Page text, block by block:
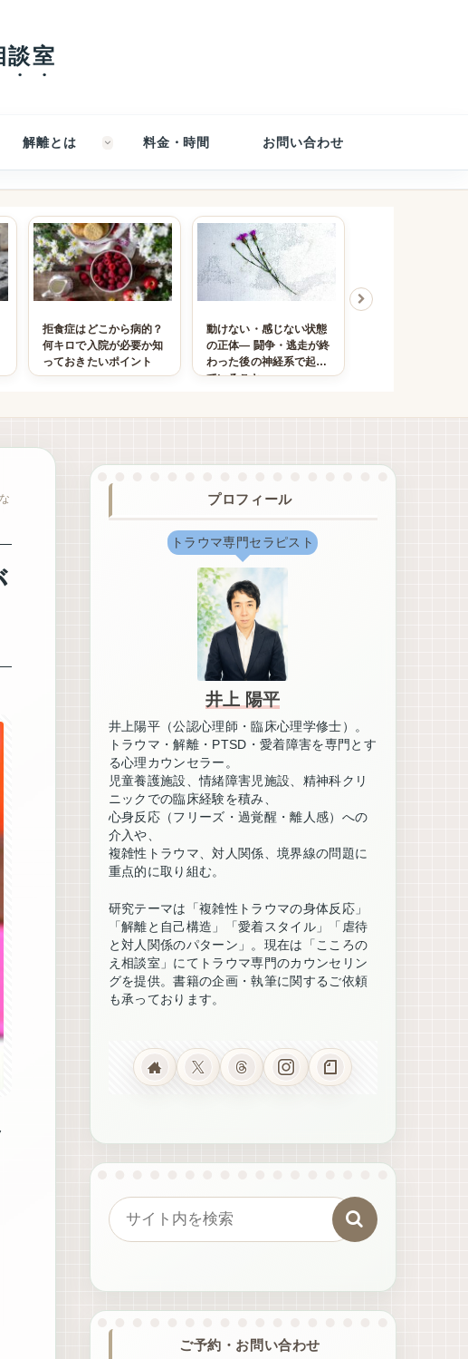
談室
解離とは 料金・時間 お問い合わせ
拒食症はどこから病的？
何キロで入院が必要か知
っておきたいポイント
動けない・感じない状態
の正体― 闘争・逃走が終
わった後の神経系で起き
ていること
プロフィール
トラウマ専門セラピスト
井上 陽平
井上陽平（公認心理師・臨床心理学修士）。
トラウマ・解離・PTSD・愛着障害を専門とす
る心理カウンセラー。
児童養護施設、情緒障害児施設、精神科クリ
ニックでの臨床経験を積み、
心身反応（フリーズ・過覚醒・離人感）への
介入や、
複雑性トラウマ、対人関係、境界線の問題に
重点的に取り組む。
研究テーマは「複雑性トラウマの身体反応」
「解離と自己構造」「愛着スタイル」「虐待
と対人関係のパターン」。現在は「こころの
え相談室」にてトラウマ専門のカウンセリン
グを提供。書籍の企画・執筆に関するご依頼
も承っております。
ご予約・お問い合わせ